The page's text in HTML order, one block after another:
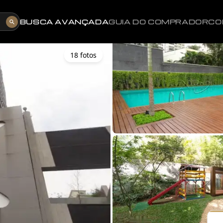
BUSCA AVANÇADAGUIA DO COMPRADOR
18 fotos